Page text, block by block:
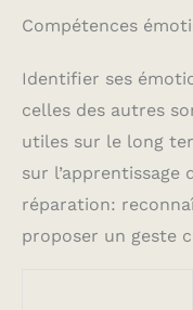
Compétences
Identifier ses
celles des autres
utiles sur le long
sur l’apprentissage
réparation:
proposer un geste